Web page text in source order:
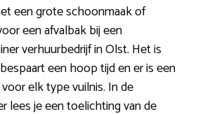
een grote schoonmaak of
een afvalbak bij een
verhuurbedrijf in Olst. Het is
een hoop tijd en er is een
elk type vuilnis. In de
lees je een toelichting van de